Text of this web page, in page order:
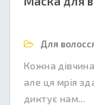
Для
Кожна дівчина
але ця мрія
диктує нам...